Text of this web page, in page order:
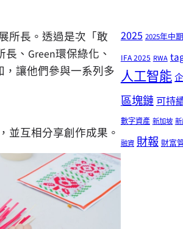
所長。透過是次「敢
、Green環保綠化、
，讓他們參與一系列多
並互相分享創作成果。
2025 2025年中
IFA 2025 RWA
人工智能
區塊鏈可持
數字資產 新加坡
融資 財報 財富